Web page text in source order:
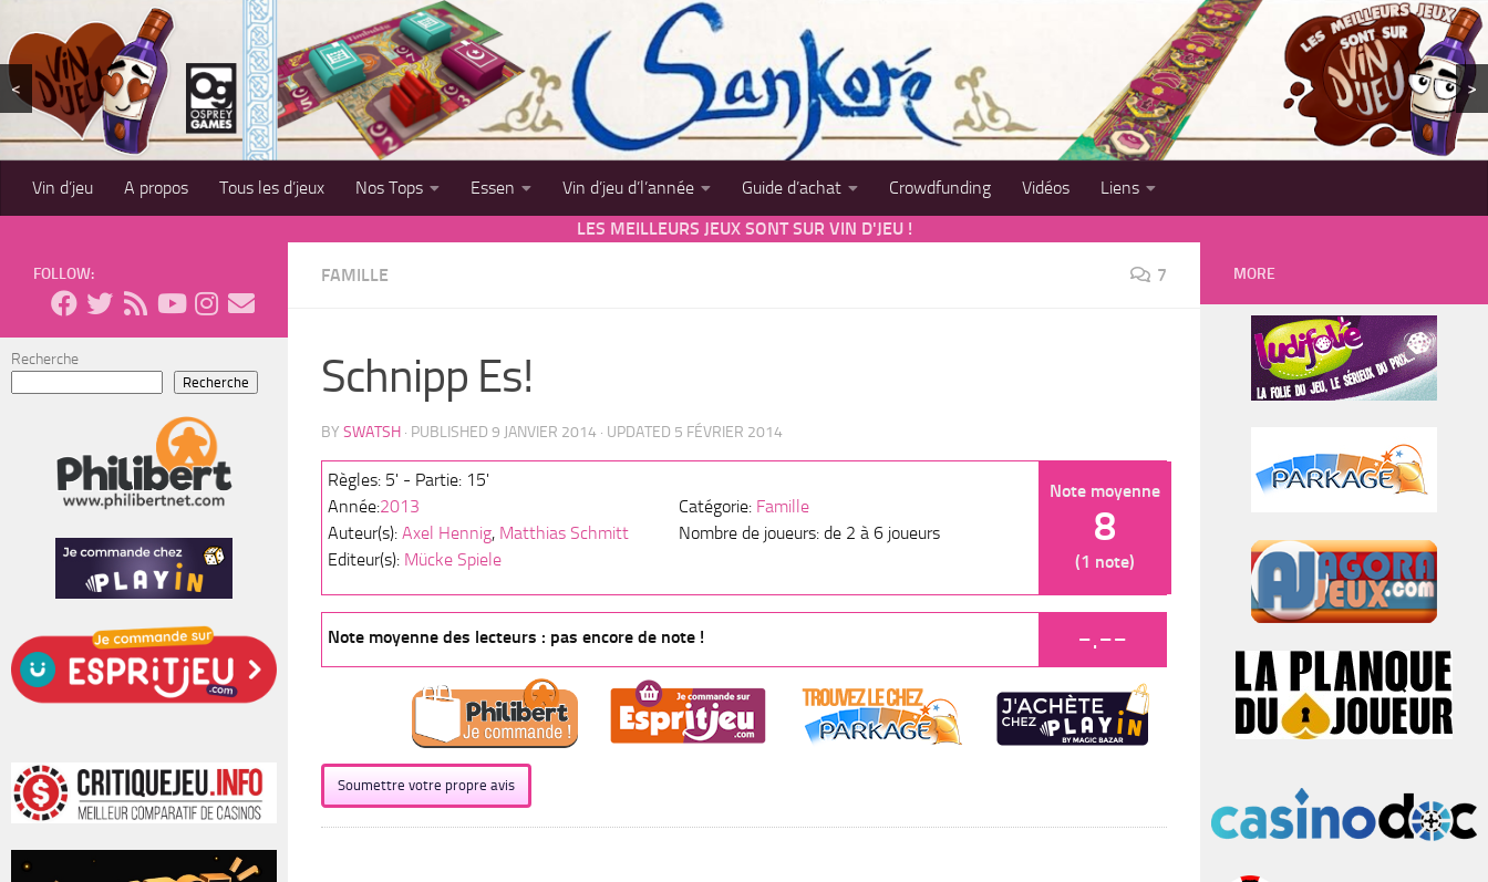
Skip to content
< >
Vin d’jeu A propos Tous les d’jeux Nos Tops Essen Vin d’jeu d’l’année Guide d’achat Crowdfunding Vidéos
Liens
LES MEILLEURS JEUX SONT SUR VIN D'JEU !
FAMILLE 7
Schnipp Es!
BY SWATSH · PUBLISHED 9 JANVIER 2014 · UPDATED 5 FÉVRIER 2014
Note moyenne
8
(1 note)
Règles: 5' - Partie: 15'
Année:2013
Auteur(s): Axel Hennig, Matthias Schmitt
Editeur(s): Mücke Spiele
Catégorie: Famille
Nombre de joueurs: de 2 à 6 joueurs
Note moyenne des lecteurs : pas encore de note ! -.--
Soumettre votre propre avis
FOLLOW:
Recherche
Recherche
MORE